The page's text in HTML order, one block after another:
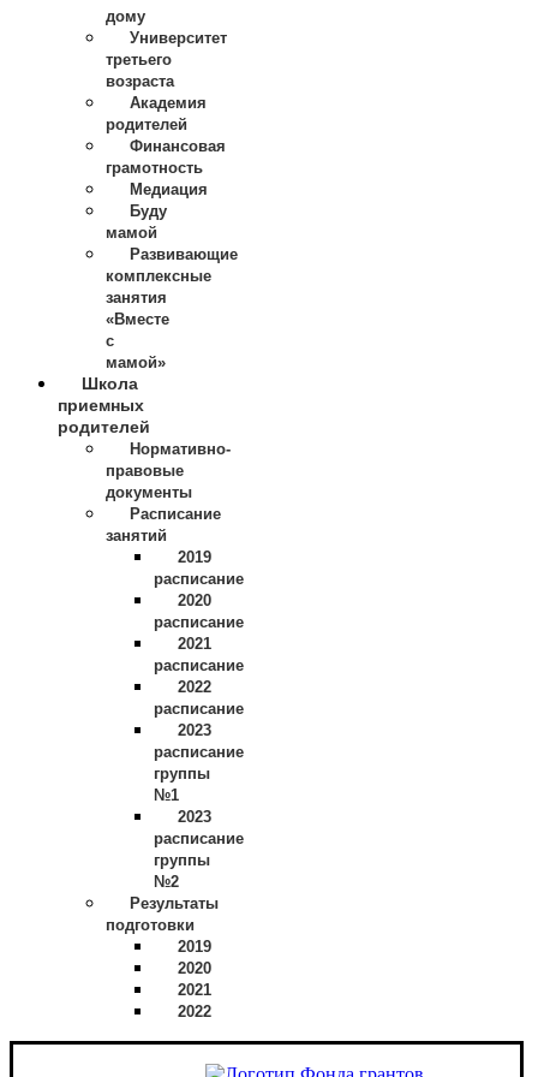
дому
Университет
третьего
возраста
Академия
родителей
Финансовая
грамотность
Медиация
Буду
мамой
Развивающие
комплексные
занятия
«Вместе
с
мамой»
Школа
приемных
родителей
Нормативно-
правовые
документы
Расписание
занятий
2019
расписание
2020
расписание
2021
расписание
2022
расписание
2023
расписание
группы
№1
2023
расписание
группы
№2
Результаты
подготовки
2019
2020
2021
2022